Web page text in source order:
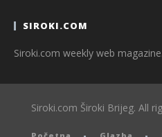
SIROKI.COM
Siroki.com weekly web magazine.
Siroki.com Široki Brijeg. All